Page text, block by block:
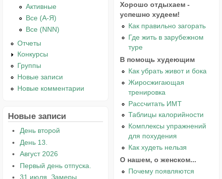
Активные
Все (А-Я)
Все (NNN)
Отчеты
Конкурсы
Группы
Новые записи
Новые комментарии
Новые записи
День второй
День 13.
Август 2026
Первый день отпуска.
31 июля. Замеры
Хорошо отдыхаем -
успешно худеем!
Как правильно загорать
Где жить в зарубежном
туре
В помощь худеющим
Как убрать живот и бока
Жиросжигающая
тренировка
Рассчитать ИМТ
Таблицы калорийности
Комплексы упражнений
для похудения
Как худеть нельзя
О нашем, о женском...
Почему появляются